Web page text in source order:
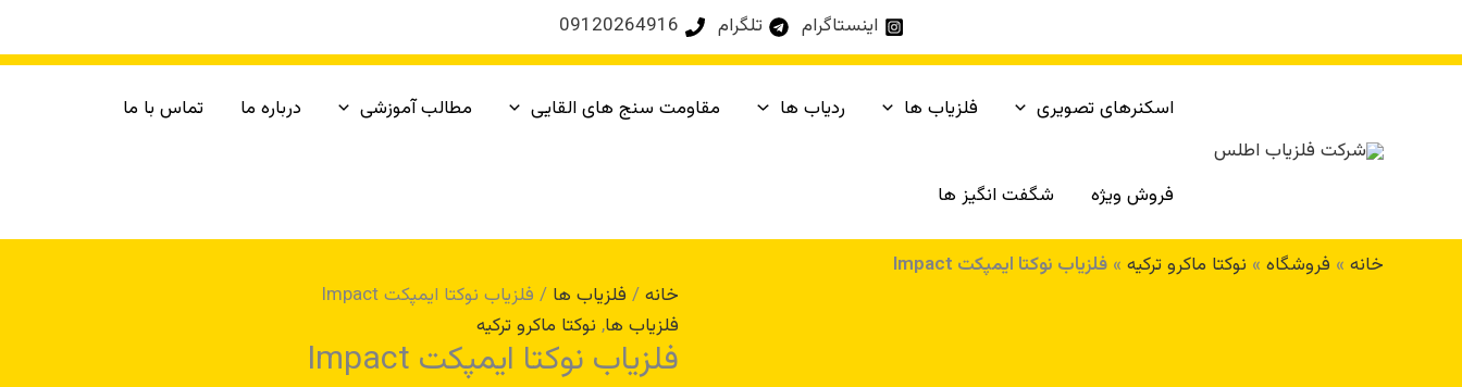
محتوا
اینستاگرام تلگرام 09120264916
اسکنرهای تصویری فلزیاب ها ردیاب ها مقاومت سنج های القایی مطالب آموزشی درباره ما تماس با ما
فروش ویژه شگفت انگیز ها
خانه » فروشگاه » نوکتا ماکرو ترکیه » فلزیاب نوکتا ایمپکت Impact
خانه/ فلزیاب ها / فلزیاب نوکتا ایمپکت Impact
فلزیاب ها, نوکتا ماکرو ترکیه
فلزیاب نوکتا ایمپکت Impact